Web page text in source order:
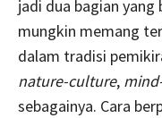
jadi dua bagian yang
mungkin memang
dalam tradisi
nature-culture,
sebagainya. Cara